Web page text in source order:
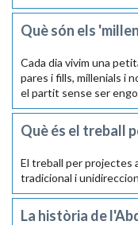
Què són els
Cada dia vivim una
pares i fills, millenials i
el partit sense ser
Què és el treball
El treball per projectes
tradicional i
La història de